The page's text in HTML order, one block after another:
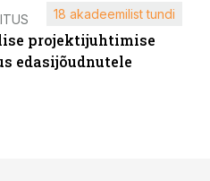
projektijuhtimise
edasijõudnutele
18 akadeemilist tundi